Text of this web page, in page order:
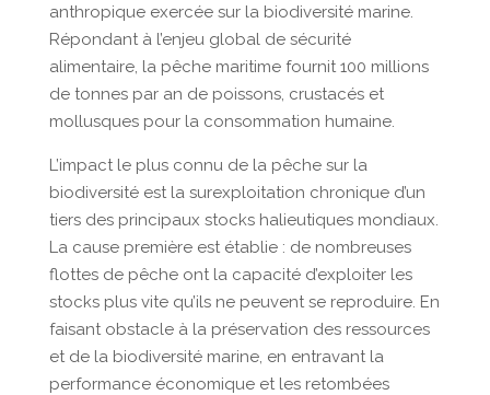
anthropique exercée sur la biodiversité marine.
Répondant à l’enjeu global de sécurité
alimentaire, la pêche maritime fournit 100 millions
de tonnes par an de poissons, crustacés et
mollusques pour la consommation humaine.
L’impact le plus connu de la pêche sur la
biodiversité est la surexploitation chronique d’un
tiers des principaux stocks halieutiques mondiaux.
La cause première est établie : de nombreuses
flottes de pêche ont la capacité d’exploiter les
stocks plus vite qu’ils ne peuvent se reproduire. En
faisant obstacle à la préservation des ressources
et de la biodiversité marine, en entravant la
performance économique et les retombées